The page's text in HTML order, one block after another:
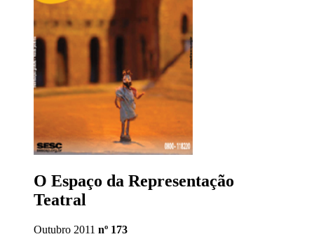
O Espaço da Representação
Teatral
Outubro 2011 nº 173